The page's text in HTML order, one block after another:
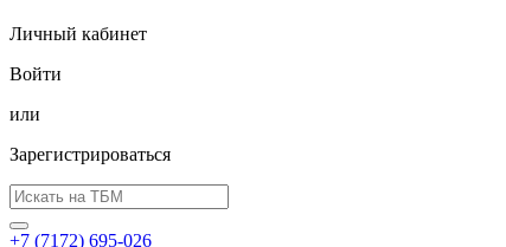
Личный кабинет
Войти
или
Зарегистрироваться
+7 (7172) 695-026